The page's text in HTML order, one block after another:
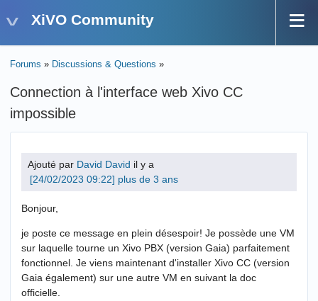
XiVO Community
Forums » Discussions & Questions »
Connection à l'interface web Xivo CC
impossible
Ajouté par David David il y a
plus de 3 ans
Bonjour,
je poste ce message en plein désespoir! Je possède une VM
sur laquelle tourne un Xivo PBX (version Gaia) parfaitement
fonctionnel. Je viens maintenant d'installer Xivo CC (version
Gaia également) sur une autre VM en suivant la doc
officielle.